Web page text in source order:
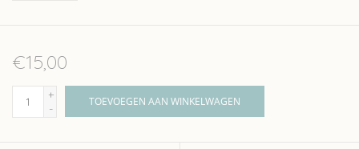
€15,00
+
-
TOEVOEGEN AAN WINKELWAGEN